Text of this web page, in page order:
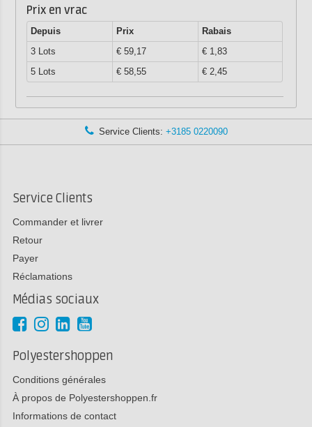
Prix en vrac
Depuis Prix
Rabais
3 Lots
€ 59,17
€ 1,83
5 Lots
€ 58,55 € 2,45
Service Clients: +3185 0220090
Service Clients
Commander et livrer
Retour
Payer
Réclamations
Médias sociaux
Polyestershoppen
Conditions générales
À propos de Polyestershoppen.fr
Informations de contact